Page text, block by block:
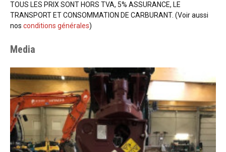
TOUS LES PRIX SONT HORS TVA, 5% ASSURANCE, LE
TRANSPORT ET CONSOMMATION DE CARBURANT. (Voir aussi
nos conditions générales)
Media